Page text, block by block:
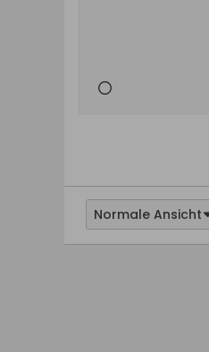
Normale Ansicht